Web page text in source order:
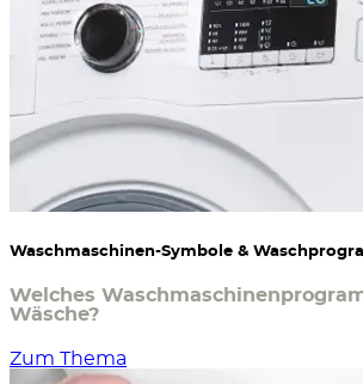
Waschmaschinen-Symbole &
Welches
Wäsche?
Zum Thema